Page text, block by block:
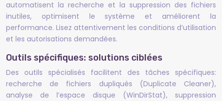
automatisent la recherche et la suppression des fichiers
inutiles, optimisent le système et améliorent la
performance. Lisez attentivement les conditions d’utilisation
et les autorisations demandées.
Outils spécifiques: solutions ciblées
Des outils spécialisés facilitent des tâches spécifiques:
recherche de fichiers dupliqués (Duplicate Cleaner),
analyse de l’espace disque (WinDirStat), suppression